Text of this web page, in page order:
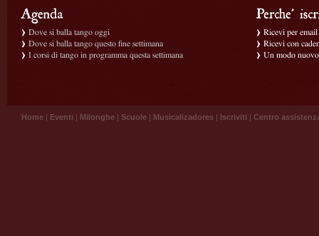
Dove si balla tango oggi
Dove si balla tango questo fine settimana
I corsi di tango in programma questa settimana
Ricevi per
Ricevi con
Un modo
Home | Eventi | Milonghe | Scuole | Musicalizadores | Iscriviti | Centro